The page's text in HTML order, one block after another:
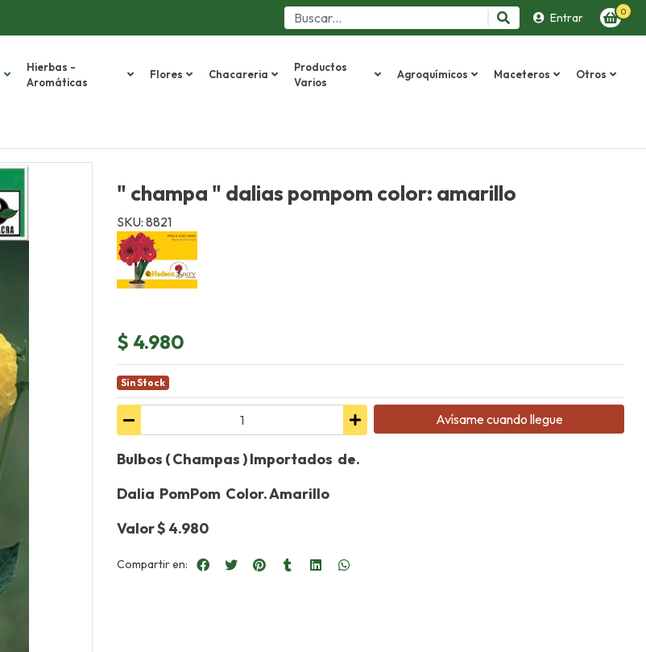
Entrar 0
Hierbas -
Aromáticas
Flores Chacareria
Productos
Varios
Agroquímicos Maceteros Otros
" champa " dalias pompom color: amarillo
SKU: 8821
$ 4.980
Sin Stock
Avísame cuando llegue
Bulbos ( Champas ) Importados de.
Dalia PomPom Color. Amarillo
Valor $ 4.980
Compartir en: